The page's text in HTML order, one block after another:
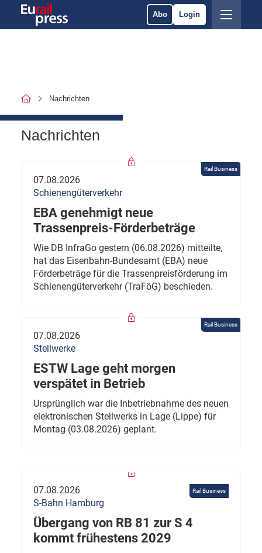
Abo Login
Nachrichten
Nachrichten
Rail Business
07.08.2026
Schienengüterverkehr
EBA genehmigt neue
Trassenpreis-Förderbeträge
Wie DB InfraGo gestern (06.08.2026) mitteilte,
hat das Eisenbahn-Bundesamt (EBA) neue
Förderbeträge für die Trassenpreisförderung im
Schienengüterverkehr (TraFöG) beschieden.
Rail Business
07.08.2026
Stellwerke
ESTW Lage geht morgen
verspätet in Betrieb
Ursprünglich war die Inbetriebnahme des neuen
elektronischen Stellwerks in Lage (Lippe) für
Montag (03.08.2026) geplant.
Rail Business
07.08.2026
S-Bahn Hamburg
Übergang von RB 81 zur S 4
kommt frühestens 2029